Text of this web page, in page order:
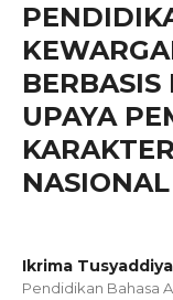
UPAYA
NASIONAL
Ikrima
Pendidikan Bahasa